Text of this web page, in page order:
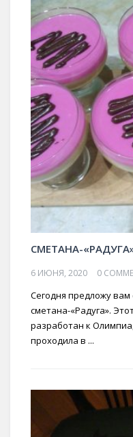
СМЕТАНА-
6 ИЮНЯ, 2020 0
Сегодня предложу
сметана-«Радуга».
разработан к
проходила в ...